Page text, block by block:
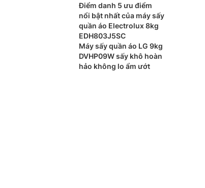
phục
Điểm danh 5 ưu điểm
nổi bật nhất của máy sấy
quần áo Electrolux 8kg
EDH803J5SC
Máy sấy quần áo LG 9kg
DVHP09W sấy khô hoàn
hảo không lo ẩm ướt